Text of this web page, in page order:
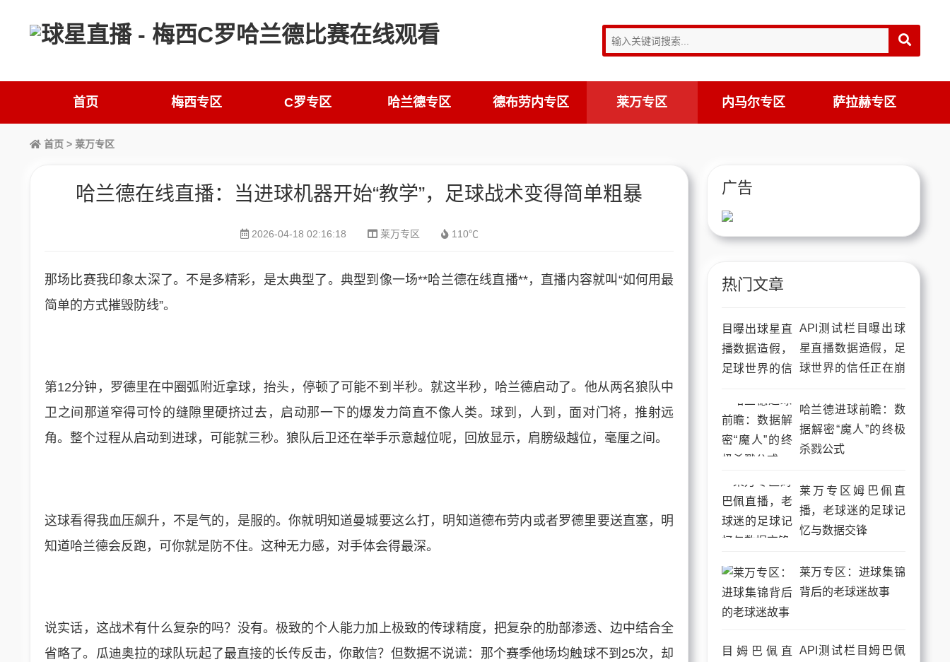
首页 梅西专区 C罗专区 哈兰德专区 德布劳内专区 莱万专区 内马尔专区 萨拉赫专区
首页 > 莱万专区
哈兰德在线直播：当进球机器开始“教学”，足球战术变得简单粗暴
2026-04-18 02:16:18 莱万专区 110℃
那场比赛我印象太深了。不是多精彩，是太典型了。典型到像一场**哈兰德在线直播**，直播内容就叫“如何用最
简单的方式摧毁防线”。
第12分钟，罗德里在中圈弧附近拿球，抬头，停顿了可能不到半秒。就这半秒，哈兰德启动了。他从两名狼队中
卫之间那道窄得可怜的缝隙里硬挤过去，启动那一下的爆发力简直不像人类。球到，人到，面对门将，推射远
角。整个过程从启动到进球，可能就三秒。狼队后卫还在举手示意越位呢，回放显示，肩膀级越位，毫厘之间。
这球看得我血压飙升，不是气的，是服的。你就明知道曼城要这么打，明知道德布劳内或者罗德里要送直塞，明
知道哈兰德会反跑，可你就是防不住。这种无力感，对手体会得最深。
说实话，这战术有什么复杂的吗？没有。极致的个人能力加上极致的传球精度，把复杂的肋部渗透、边中结合全
省略了。瓜迪奥拉的球队玩起了最直接的长传反击，你敢信？但数据不说谎：那个赛季他场均触球不到25次，却
广告
热门文章
API测试栏目曝出球
星直播数据造假，足
球世界的信任正在崩
哈兰德进球前瞻：数
据解密“魔人”的终极
杀戮公式
莱万专区姆巴佩直
播，老球迷的足球记
忆与数据交锋
莱万专区：进球集锦
背后的老球迷故事
API测试栏目姆巴佩